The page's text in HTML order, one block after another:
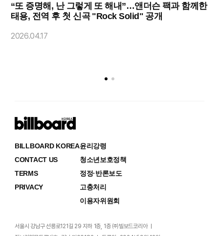
“또 증명해, 난 그렇게 또 해내”…앤더슨 팩과 함께한
태용, 전역 후 첫 신곡 "Rock Solid" 공개
2026.04.17
BILLBOARD KOREA
CONTACT US
TERMS
PRIVACY
윤리강령
청소년보호정책
정정·반론보도
고충처리
이용자위원회
서울시 강남구 선릉로121길 29 지하 1층, 1층 ㈜빌보드코리아